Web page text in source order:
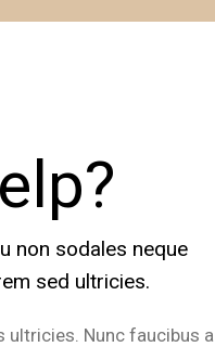
non sodales neque
sed ultricies.
ultricies. Nunc faucibus a